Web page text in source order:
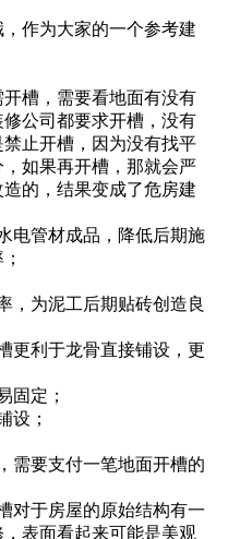
作为大家的一个参考建
槽，需要看地面有没有
公司都要求开槽，没有
止开槽，因为没有找平
如果再开槽，那就会严
的，结果变成了危房建
电管材成品，降低后期施
，为泥工后期贴砖创造良
更利于龙骨直接铺设，更
固定；
设；
需要支付一笔地面开槽的
对于房屋的原始结构有一
表面看起来可能是美观